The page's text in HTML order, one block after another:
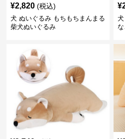
¥2,820 (税込)
犬 ぬいぐるみ もちもちまんまる
柴犬ぬいぐるみ
¥